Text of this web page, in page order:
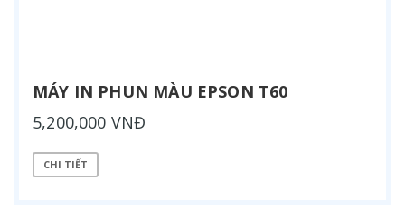
MÁY IN PHUN MÀU EPSON T60
5,200,000 VNĐ
CHI TIẾT